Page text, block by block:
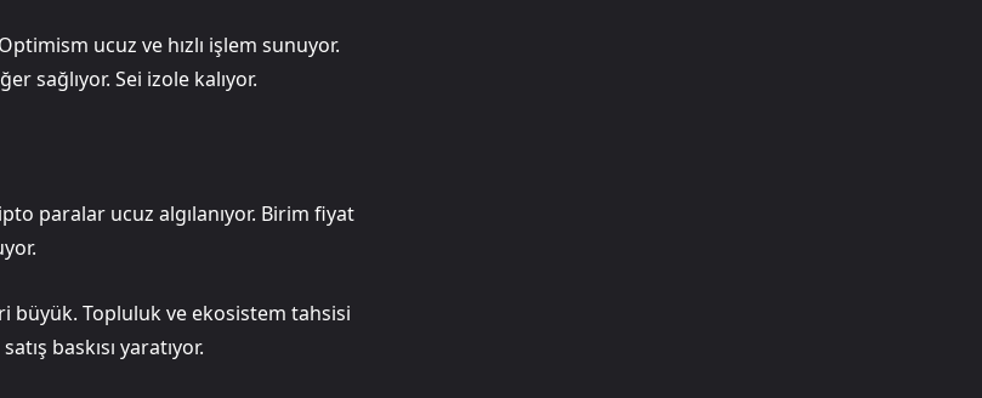
ucuz ve hızlı işlem sunuyor.
sağlıyor. Sei izole kalıyor.
paralar ucuz algılanıyor. Birim fiyat
büyük. Topluluk ve ekosistem tahsisi
baskısı yaratıyor.